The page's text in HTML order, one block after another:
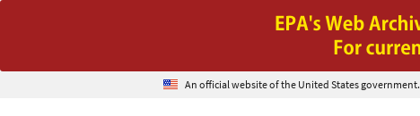
An official website of the United States government.